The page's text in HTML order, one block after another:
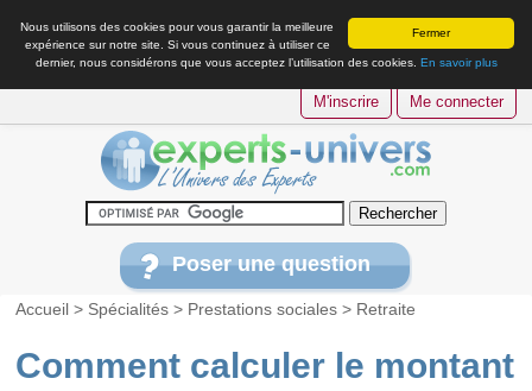
Fermer
Nous utilisons des cookies pour vous garantir la meilleure
expérience sur notre site. Si vous continuez à utiliser ce
dernier, nous considérons que vous acceptez l’utilisation des cookies. En savoir plus
M'inscrire Me connecter
Poser une question
Accueil > Spécialités > Prestations sociales > Retraite
Comment calculer le montant